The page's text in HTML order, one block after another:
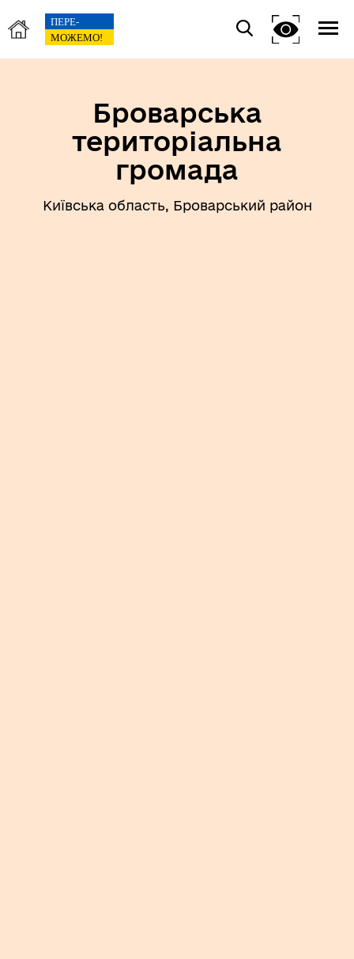
Броварська
територіальна
громада
Київська область, Броварський район